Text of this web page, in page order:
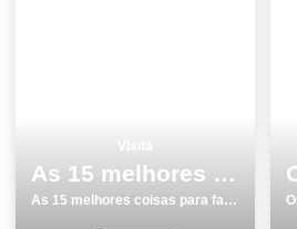
As 15 melhores coisas para fazer no inverno em Museus
As 15 melhores coisas para fazer no inverno em Museus